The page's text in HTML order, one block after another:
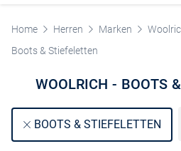
Home Herren Marken
Boots & Stiefeletten
WOOLRICH - BOOTS
BOOTS & STIEFELETTEN